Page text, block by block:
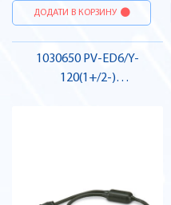
ДОДАТИ В КОРЗИНУ
1030650 PV-ED6/Y-
120(1+/2-)